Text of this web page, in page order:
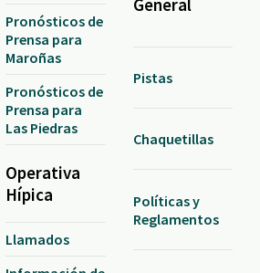
Pronósticos de
Prensa para
Maroñas
Pronósticos de
Prensa para
Las Piedras
Operativa
Hípica
Llamados
General
Pistas
Chaquetillas
Políticas y
Reglamentos